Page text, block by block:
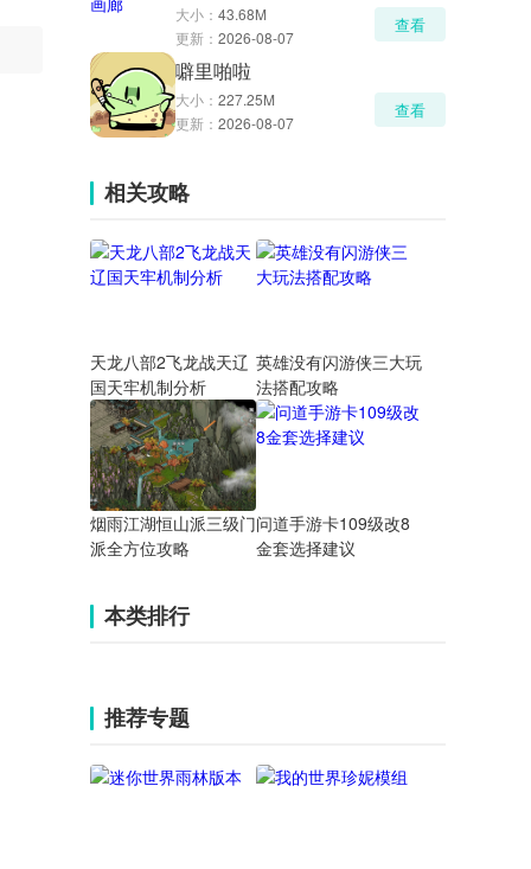
大小： 43.68M
更新： 2026-08-07
查看
噼里啪啦
大小： 227.25M
更新： 2026-08-07
查看
相关攻略
天龙八部2飞龙战天辽
国天牢机制分析
英雄没有闪游侠三大玩
法搭配攻略
烟雨江湖恒山派三级门
派全方位攻略
问道手游卡109级改8
金套选择建议
本类排行
推荐专题